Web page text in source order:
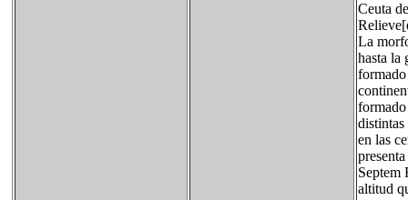
Ceuta
La
hasta la
en las
Septem
altitud